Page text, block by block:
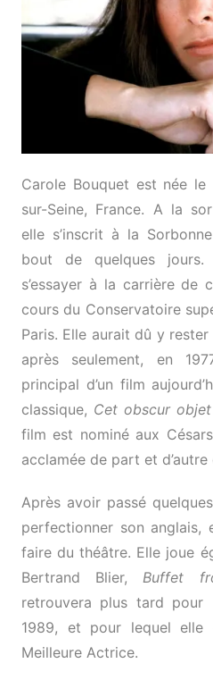
Carole Bouquet est née
sur-Seine, France. A la
elle s’inscrit à la
bout de quelques jours.
s’essayer à la carrière de
cours du Conservatoire
Paris. Elle aurait dû y
après seulement, en
principal d’un film
classique, Cet obscur
film est nominé aux
acclamée de part et d’autre
Après avoir passé
perfectionner son anglais,
faire du théâtre. Elle joue
Bertrand Blier,Buffet
retrouvera plus tard pour
1989, et pour lequel
Meilleure Actrice.